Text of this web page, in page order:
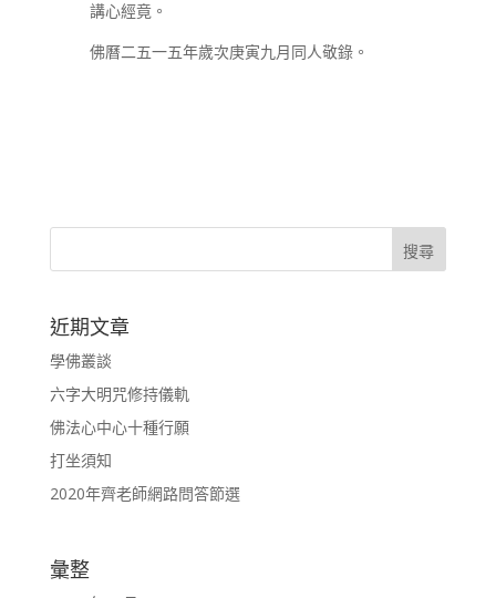
講心經竟。
佛曆二五一五年歲次庚寅九月同人敬錄。
近期文章
學佛叢談
六字大明咒修持儀軌
佛法心中心十種行願
打坐須知
2020年齊老師網路問答節選
彙整